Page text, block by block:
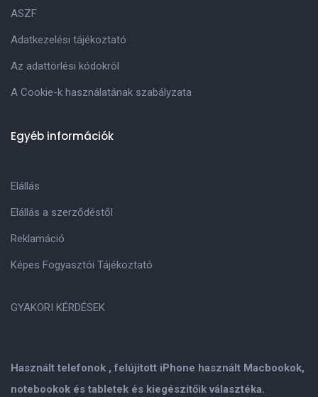
Használt telefonok , felújitott iPhone használt Macbookok,
notebookok és tabletek és kiegészitőik választéka.
ASZF
Adatkezelési tájékoztató
Az adattörlési kódokról
A Cookie-k használatának szabályzata
Egyéb információk
Elállás
Elállás a szerződéstől
Reklamáció
Képes Fogyasztói Tájékoztató
GYAKORI KÉRDÉSEK